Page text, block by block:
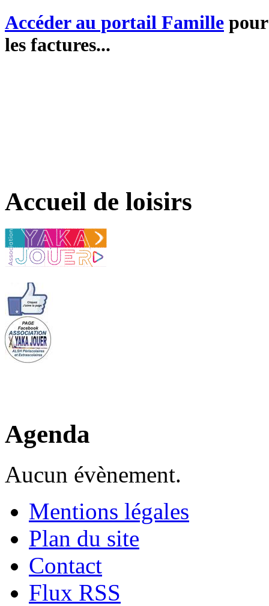
Accéder au portail Famille
les factures...
Accueil de loisirs
Agenda
Aucun évènement.
Mentions légales
Plan du site
Contact
Flux RSS